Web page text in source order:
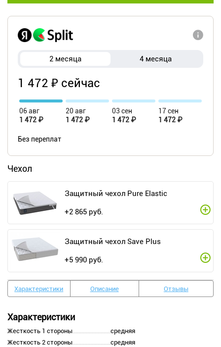
2 месяца 4 месяца
1 472 ₽ сейчас
06 авг
1 472 ₽
20 авг
1 472 ₽
03 сен
1 472 ₽
17 сен
1 472 ₽
Без переплат
Чехол
Защитный чехол Pure Elastic
+2 865 руб.
Защитный чехол Save Plus
+5 990 руб.
Характеристики Описание Отзывы
Характеристики
Жесткость 1 стороны
средняя
Жесткость 2 стороны
средняя